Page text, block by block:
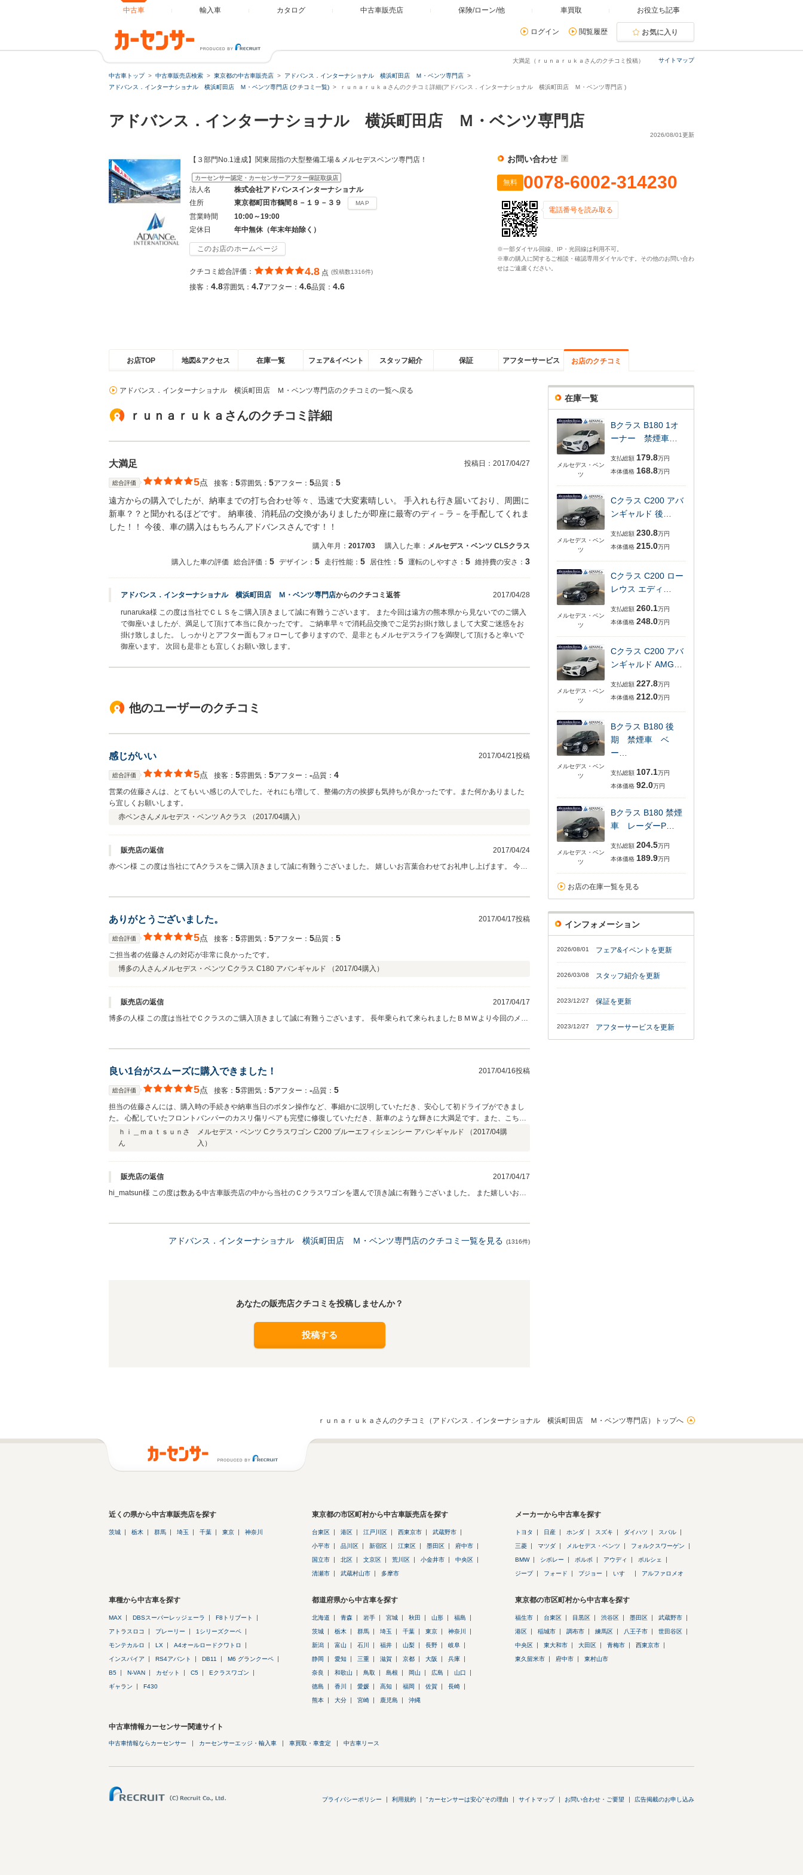
中古車 輸入車 カタログ 中古車販売店 保険/ローン/他 車買取 お役立ち記事
ログイン 閲覧履歴 お気に入り
サイトマップ
大満足（ｒｕｎａｒｕｋａさんのクチコミ投稿）
中古車トップ 中古車販売店検索 東京都の中古車販売店
アドバンス．インターナショナル 横浜町田店 Ｍ・ベンツ専門店
アドバンス．インターナショナル 横浜町田店 Ｍ・ベンツ専門店 (クチコミ一覧)
ｒｕｎａｒｕｋａさんのクチコミ詳細(アドバンス．インターナショナル 横浜町田店 Ｍ・ベンツ専門店 )
アドバンス．インターナショナル 横浜町田店 Ｍ・ベンツ専門店
2026/08/01更新
【３部門No.1達成】関東屈指の大型整備工場＆メルセデスベンツ専門店！
カーセンサー認定・カーセンサーアフター保証取扱店
法人名
株式会社アドバンスインターナショナル
住所
東京都町田市鶴間８－１９－３９ MAP
営業時間
10:00～19:00
定休日
年中無休（年末年始除く）
このお店のホームページ
クチコミ総合評価： 4.8 点 (投稿数1316件)
接客： 4.8雰囲気： 4.7アフター： 4.6品質： 4.6
お問い合わせ
無料 0078-6002-314230
電話番号を読み取る
※一部ダイヤル回線、IP・光回線は利用不可。
※車の購入に関するご相談・確認専用ダイヤルです。その他のお問い合わ
せはご遠慮ください。
お店TOP 地図&アクセス 在庫一覧 フェア&イベント スタッフ紹介 保証 アフターサービス お店のクチコミ
アドバンス．インターナショナル 横浜町田店 Ｍ・ベンツ専門店のクチコミの一覧へ戻る
ｒｕｎａｒｕｋａさんのクチコミ詳細
大満足 投稿日： 2017/04/27
総合評価 5点 接客： 5雰囲気： 5アフター： 5品質： 5
遠方からの購入でしたが、納車までの打ち合わせ等々、迅速で大変素晴しい。 手入れも行き届いており、周囲に
新車？？と聞かれるほどです。 納車後、消耗品の交換がありましたが即座に最寄のディ－ラ－を手配してくれま
した！！ 今後、車の購入はもちろんアドバンスさんです！！
購入年月： 2017/03 購入した車： メルセデス・ベンツ CLSクラス
購入した車の評価
総合評価： 5 デザイン： 5 走行性能： 5 居住性： 5 運転のしやすさ： 5 維持費の安さ： 3
アドバンス．インターナショナル 横浜町田店 Ｍ・ベンツ専門店からのクチコミ返答 2017/04/28
runaruka様 この度は当社でＣＬＳをご購入頂きまして誠に有難うございます。 また今回は遠方の熊本県から見ないでのご購入
で御座いましたが、満足して頂けて本当に良かったです。 ご納車早々で消耗品交換でご足労お掛け致しまして大変ご迷惑をお
掛け致しました。 しっかりとアフター面もフォローして参りますので、是非ともメルセデスライフを満喫して頂けると幸いで
御座います。 次回も是非とも宜しくお願い致します。
他のユーザーのクチコミ
感じがいい 2017/04/21投稿
総合評価 5点 接客： 5雰囲気： 5アフター： ‐品質： 4
営業の佐藤さんは、とてもいい感じの人でした。それにも増して、整備の方の挨拶も気持ちが良かったです。また何かありました
ら宜しくお願いします。
赤ベンさん メルセデス・ベンツ Aクラス （2017/04購入）
販売店の返信
2017/04/24
赤ベン様 この度は当社にてAクラスをご購入頂きまして誠に有難うございました。 嬉しいお言葉合わせてお礼申し上げます。 今回
ありがとうございました。 2017/04/17投稿
総合評価 5点 接客： 5雰囲気： 5アフター： 5品質： 5
ご担当者の佐藤さんの対応が非常に良かったです。
博多の人さん メルセデス・ベンツ Cクラス C180 アバンギャルド （2017/04購入）
販売店の返信
2017/04/17
博多の人様 この度は当社でＣクラスのご購入頂きまして誠に有難うございます。 長年乗られて来られましたＢＭＷより今回のメル
良い1台がスムーズに購入できました！ 2017/04/16投稿
総合評価 5点 接客： 5雰囲気： 5アフター： ‐品質： 5
担当の佐藤さんには、購入時の手続きや納車当日のボタン操作など、事細かに説明していただき、安心して初ドライブができまし
た。 心配していたフロントバンパーのカスリ傷リペアも完璧に修復していただき、新車のような輝きに大満足です。また、こちら
が気づいていなかったタイヤ交換対応もしていただき助かりました。
ｈｉ＿ｍａｔｓｕｎさ
ん
メルセデス・ベンツ Cクラスワゴン C200 ブルーエフィシェンシー アバンギャルド （2017/04購
入）
販売店の返信
2017/04/17
hi_matsun様 この度は数ある中古車販売店の中から当社のＣクラスワゴンを選んで頂き誠に有難うございました。 また嬉しいお言
アドバンス．インターナショナル 横浜町田店 Ｍ・ベンツ専門店のクチコミ一覧を見る (1316件)
あなたの販売店クチコミを投稿しませんか？
投稿する
在庫一覧
メルセデス・ベン
ツ
Bクラス B180 1オ
ーナー 禁煙車…
支払総額 179.8万円
本体価格 168.8万円
メルセデス・ベン
ツ
Cクラス C200 アバ
ンギャルド 後…
支払総額 230.8万円
本体価格 215.0万円
メルセデス・ベン
ツ
Cクラス C200 ロー
レウス エディ…
支払総額 260.1万円
本体価格 248.0万円
メルセデス・ベン
ツ
Cクラス C200 アバ
ンギャルド AMG…
支払総額 227.8万円
本体価格 212.0万円
メルセデス・ベン
ツ
Bクラス B180 後
期 禁煙車 ベ
ー…
支払総額 107.1万円
本体価格 92.0万円
メルセデス・ベン
ツ
Bクラス B180 禁煙
車 レーダーP…
支払総額 204.5万円
本体価格 189.9万円
お店の在庫一覧を見る
インフォメーション
2026/08/01 フェア&イベントを更新
2026/03/08 スタッフ紹介を更新
2023/12/27 保証を更新
2023/12/27 アフターサービスを更新
ｒｕｎａｒｕｋａさんのクチコミ（アドバンス．インターナショナル 横浜町田店 Ｍ・ベンツ専門店）トップへ
近くの県から中古車販売店を探す
茨城 栃木 群馬 埼玉 千葉 東京 神奈川
東京都の市区町村から中古車販売店を探す
台東区 港区 江戸川区 西東京市 武蔵野市
小平市 品川区 新宿区 江東区 墨田区 府中市
国立市 北区 文京区 荒川区 小金井市 中央区
清瀬市 武蔵村山市 多摩市
メーカーから中古車を探す
トヨタ 日産 ホンダ スズキ ダイハツ スバル
三菱 マツダ メルセデス・ベンツ フォルクスワーゲン
BMW シボレー ボルボ アウディ ポルシェ
ジープ フォード プジョー いすゞ アルファロメオ
車種から中古車を探す
MAX DBSスーパーレッジェーラ F8トリブート
アトラスロコ プレーリー 1シリーズクーペ
モンテカルロ LX A4オールロードクワトロ
インスパイア RS4アバント DB11 M6 グランクーペ
B5 N-VAN カゼット C5 Eクラスワゴン
ギャラン F430
都道府県から中古車を探す
北海道 青森 岩手 宮城 秋田 山形 福島
茨城 栃木 群馬 埼玉 千葉 東京 神奈川
新潟 富山 石川 福井 山梨 長野 岐阜
静岡 愛知 三重 滋賀 京都 大阪 兵庫
奈良 和歌山 鳥取 島根 岡山 広島 山口
徳島 香川 愛媛 高知 福岡 佐賀 長崎
熊本 大分 宮崎 鹿児島 沖縄
東京都の市区町村から中古車を探す
福生市 台東区 目黒区 渋谷区 墨田区 武蔵野市
港区 稲城市 調布市 練馬区 八王子市 世田谷区
中央区 東大和市 大田区 青梅市 西東京市
東久留米市 府中市 東村山市
中古車情報カーセンサー関連サイト
中古車情報ならカーセンサー カーセンサーエッジ・輸入車 車買取・車査定 中古車リース
プライバシーポリシー 利用規約 "カーセンサーは安心"その理由 サイトマップ お問い合わせ・ご要望 広告掲載のお申し込み